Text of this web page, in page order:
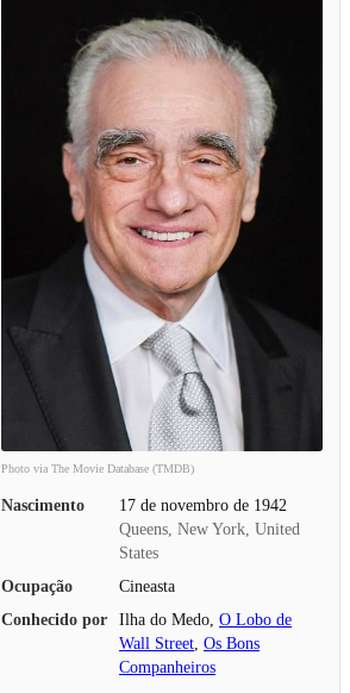
Photo via The Movie Database (TMDB)
Nascimento
17 de novembro de 1942
Queens, New York, United
States
Ocupação
Cineasta
Conhecido por
Ilha do Medo, O Lobo de
Wall Street Os Bons
Companheiros